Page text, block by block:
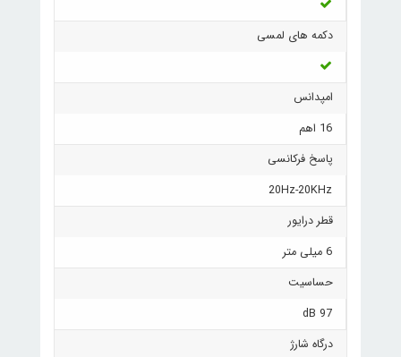
دکمه های لمسی
امپدانس
16 اهم
پاسخ فرکانسی
20Hz-20KHz
قطر درایور
6 میلی متر
حساسیت
97 dB
درگاه شارژ